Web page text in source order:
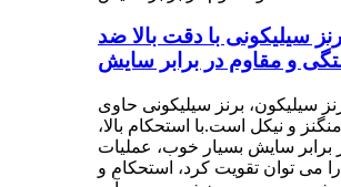
سیلیکونی با دقت بالا ضد
و مقاوم در برابر سایش
سیلیکون، برنز سیلیکونی حاوی
و نیکل است.با استحکام بالا،
برابر سایش بسیار خوب، عملیات
می توان تقویت کرد، استحکام و